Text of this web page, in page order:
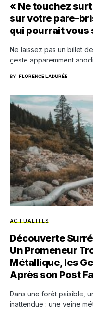
« Ne touchez
sur votre pare-
qui pourrait vous
Ne laissez pas un billet
geste apparemment
BY FLORENCE LADURÉE
ACTUALITÉS
Découverte
Un Promeneur
Métallique, les
Après son Post
Dans une forêt paisible,
inattendue : une veine